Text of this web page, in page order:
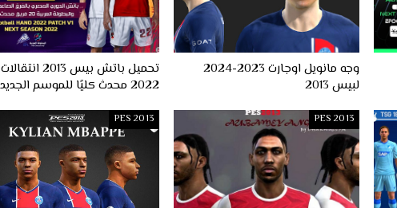
وجه مانويل اوجارت 2023-2024
لبيس 2013
تحميل باتش بيس 2013 انتقالات
2022 محدث كليًا للموسم الجديد
PES 2013
PES 2013